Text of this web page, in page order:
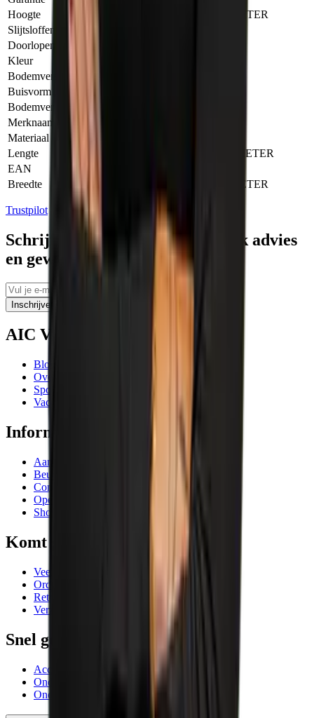
Hoogte
70.00 CENTIMETER
Slijtsloffen
Doorlopende bakschoor
Kleur
Bodemversterking bak
Buisvormige kopschoor
Bodemversterking schuine zijde
Merknaam
Materiaal
Lengte
157.00 CENTIMETER
EAN
Breedte
71.00 CENTIMETER
Trustpilot
Schrijf je in voor tips, persoonlijk advies
en geweldige aanbiedingen
Inschrijven
AIC Visser
Blogs
Over ons
Sponsoring
Vacatures
Informatie
Aanbiedingen
Beurzen en evenementen
Contactgegevens
Openingstijden
Showrooms
Komt goed
Veelgestelde vragen
Orderafhandeling
Retourneren
Verzending
Snel geregeld
Account AIC Visser
Onderhoud meetinstrumenten
Onderhoud en reparatie machines